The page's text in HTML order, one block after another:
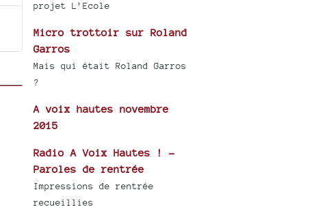
projet L’Ecole
Micro trottoir sur Roland
Garros
Mais qui était Roland Garros
?
A voix hautes novembre
2015
Radio A Voix Hautes ! -
Paroles de rentrée
Impressions de rentrée
recueillies